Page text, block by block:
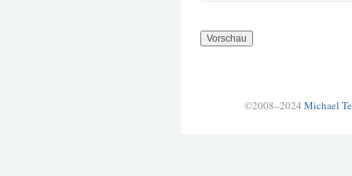
©2008–2024 Michael